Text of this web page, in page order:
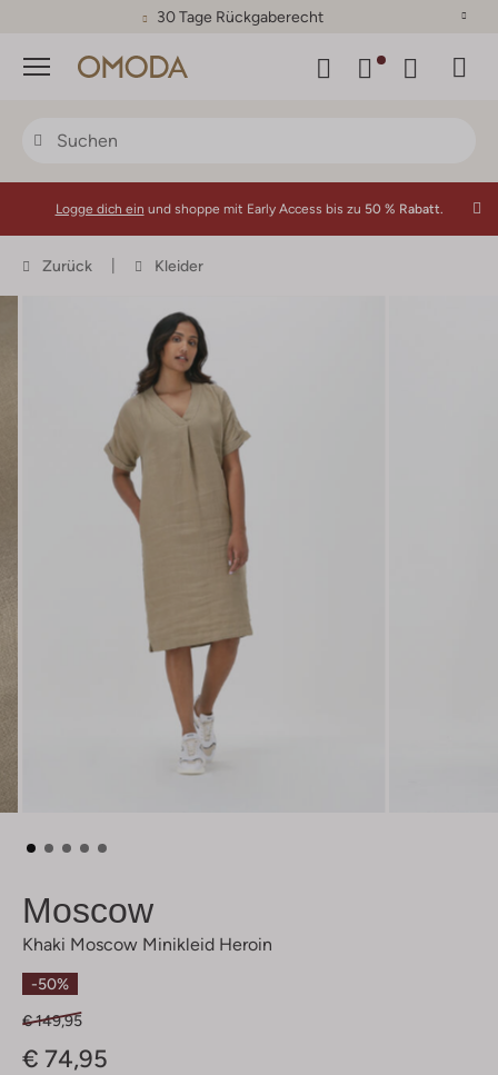
30 Tage Rückgaberecht
Menü
Logge dich ein und shoppe mit Early Access bis zu 50 % Rabatt.
Zurück Kleider
Moscow
Khaki Moscow Minikleid Heroin
-50%
€ 149,95
€ 74,95